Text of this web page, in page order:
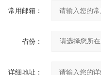
常用邮箱：
省份：
详细地址：